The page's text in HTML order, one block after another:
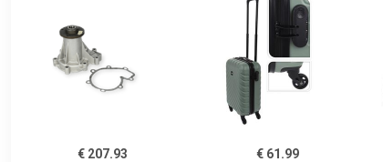
€ 207.93
€ 61.99